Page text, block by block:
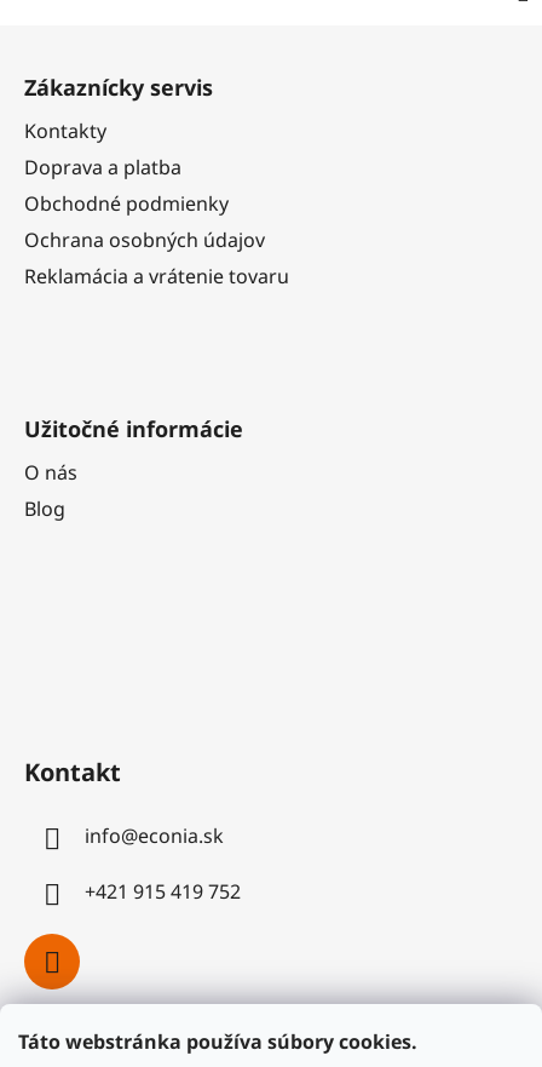
Táto webstránka používa súbory cookies.
Zákaznícky servis
Kontakty
Doprava a platba
Obchodné podmienky
Ochrana osobných údajov
Reklamácia a vrátenie tovaru
Užitočné informácie
O nás
Blog
Kontakt
info@econia.sk
+421 915 419 752
Facebook